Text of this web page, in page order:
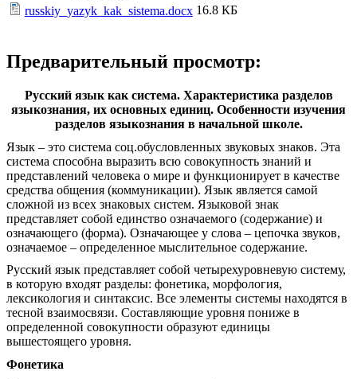
russkiy_yazyk_kak_sistema.docx 16.8 КБ
Предварительный просмотр:
Русский язык как система. Характеристика разделов
языкознания, их основных единиц. Особенности изучения
разделов языкознания в начальной школе.
Язык – это система соц.обусловленных звуковых знаков. Эта
система способна выразить всю совокупность знаний и
представлений человека о мире и функционирует в качестве
средства общения (коммуникации). Язык является самой
сложной из всех знаковых систем. Языковой знак
представляет собой единство означаемого (содержание) и
означающего (форма). Означающее у слова – цепочка звуков,
означаемое – определенное мыслительное содержание.
Русский язык представляет собой четырехуровневую систему,
в которую входят разделы: фонетика, морфология,
лексикология и синтаксис. Все элементы системы находятся в
тесной взаимосвязи. Составляющие уровня пониже в
определенной совокупности образуют единицы
вышестоящего уровня.
Фонетика